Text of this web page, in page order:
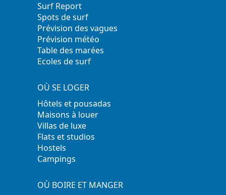
Surf Report
Spots de surf
Prévision des vagues
Prévision météo
Table des marées
Ecoles de surf
OÙ SE LOGER
Hôtels et pousadas
Maisons à louer
Villas de luxe
Flats et studios
Hostels
Campings
OÙ BOIRE ET MANGER